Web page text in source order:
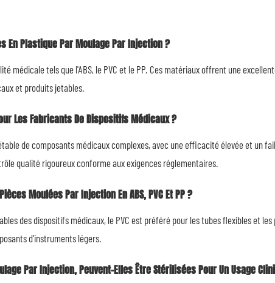
En Plastique Par Moulage Par Injection ?
médicale tels que l'ABS, le PVC et le PP. Ces matériaux offrent une
et produits jetables.
Les Fabricants De Dispositifs Médicaux ?
de composants médicaux complexes, avec une efficacité élevée et un
qualité rigoureux conforme aux exigences réglementaires.
Moulées Par Injection En ABS, PVC Et PP ?
des dispositifs médicaux, le PVC est préféré pour les tubes flexibles et
d'instruments légers.
Par Injection, Peuvent-Elles Être Stérilisées Pour Un Usage